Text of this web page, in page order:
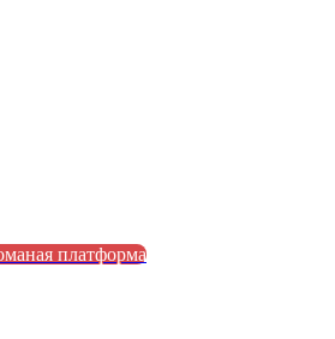
платформа